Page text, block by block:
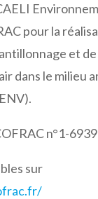
pour la
et de
dans le milieu
n°1-6939
sur